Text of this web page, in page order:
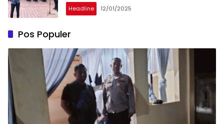
Headline 12/01/2025
Pos Populer